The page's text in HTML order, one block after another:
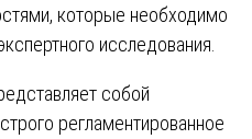
которые необходимо
исследования.
собой
регламентированное